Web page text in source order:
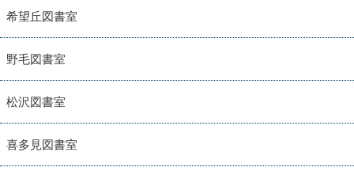
希望丘図書室
野毛図書室
松沢図書室
喜多見図書室